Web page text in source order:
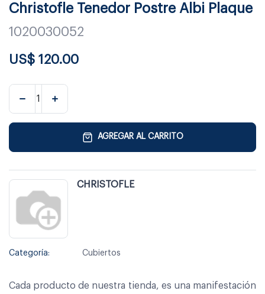
Christofle Tenedor Postre Albi Plaque
1020030052
US$ 120.00
AGREGAR AL CARRITO
CHRISTOFLE
Categoría: Cubiertos
Cada producto de nuestra tienda, es una manifestación